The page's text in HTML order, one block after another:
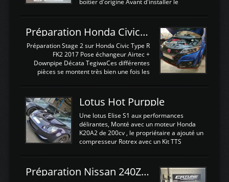
boitier d'origine Avant d'installer le
d'envoyer l'information de la large bande
dans le boitier. sydney sweeney deepfake
La sortie 0-5V de l'afr sera connectée sur
l'entrée AN Volt 8 et GndAN pour
Analogique, et Volt car l'information est une
tension (Pas une résistance variable d'un
est temps de brancher le ...
Préparation Honda Civic Type R FK2
Préparation Stage 2 sur Honda Civic Type R
FK2 2017 Pose échangeur Airtec +
Downpipe Décata TegiwaCes différentes
pièces se montent très bien une fois les
légere découpe du plastique inferieur,
negénant en rien la structure ou le
fonctionnement du fond plat. Une
reprogrammation Stage 2 est faite sur le
calculateur d'origine. Une alternative
économique au passage sur Hondata
d'origine 310cv et 400Nn , Une fois
reprogrammé et les ...
Lotus Hot Purpple
Une lotus Elise S1 aux performances
délirantes, Monté avec un moteur Honda
K20A2 de 200cv , le propriétaire a ajouté un
compresseur Rotrex avec un Kit TTS
d'augmenter la puissance de son moteur:
un watercooler a été ajouté. 300Cv sans
Préparation Nissan 240Z SR20DET